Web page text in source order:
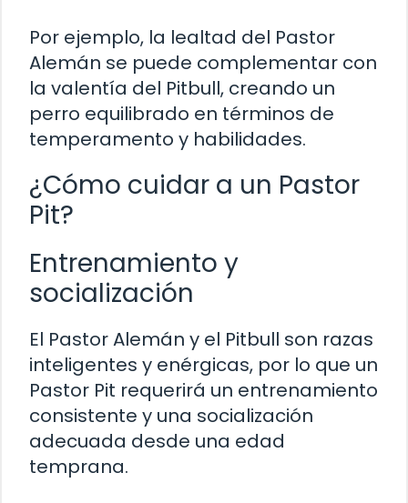
Por ejemplo, la lealtad del Pastor
Alemán se puede complementar con
la valentía del Pitbull, creando un
perro equilibrado en términos de
temperamento y habilidades.
¿Cómo cuidar a un Pastor
Pit?
Entrenamiento y
socialización
El Pastor Alemán y el Pitbull son razas
inteligentes y enérgicas, por lo que un
Pastor Pit requerirá un entrenamiento
consistente y una socialización
adecuada desde una edad
temprana.